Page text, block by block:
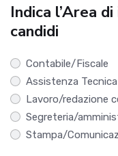
Indica l’Area
candidi
Contabile/Fiscale
Assistenza
Lavoro/redazione
Segreteria/
Stampa/